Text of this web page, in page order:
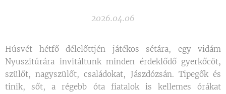
2026.04.06
Húsvét hétfő délelőttjén játékos sétára, egy vidám
Nyuszitúrára invitáltunk minden érdeklődő gyerkőcöt,
szülőt, nagyszülőt, családokat, Jászdózsán. Tipegők és
tinik, sőt, a régebb óta fiatalok is kellemes órákat